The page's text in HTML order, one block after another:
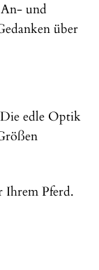
An- und
über
edle Optik
Ihrem Pferd.